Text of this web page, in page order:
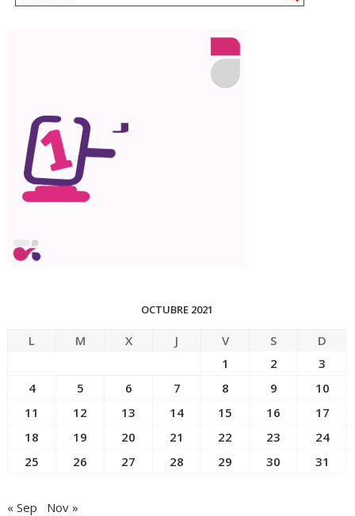
OCTUBRE 2021
L M X J V S
D
1
2
3
4
5 6 7 8 9
10
11
12 13 14 15 16
17
18
19 20 21 22 23
24
25
26 27 28 29 30 31
« Sep Nov »